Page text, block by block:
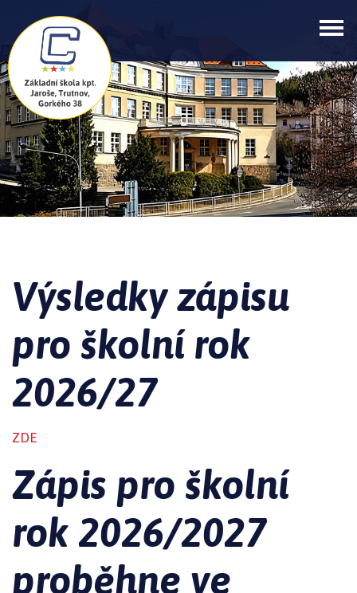
Výsledky zápisu
pro školní rok
2026/27
ZDE
Zápis pro školní
rok 2026/2027
proběhne ve